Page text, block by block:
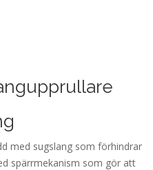
med sugslang som förhindrar
spärrmekanism som gör att